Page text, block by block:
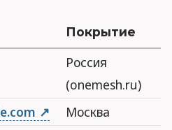
Покрытие
Россия
(onemesh.ru)
Москва